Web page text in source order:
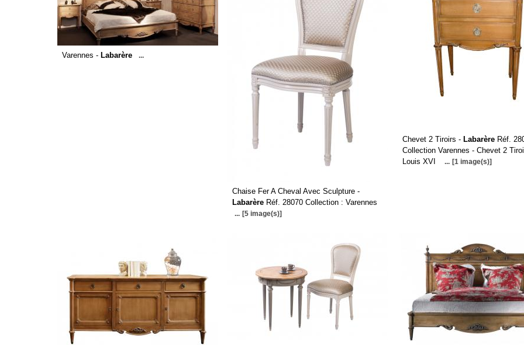
Varennes - Labarère ...
Chaise Fer A Cheval Avec Sculpture -
Labarère Réf. 28070 Collection : Varennes
... [5 image(s)]
Chevet 2 Tiroirs - Labarère Réf.
Collection Varennes - Chevet 2
Louis XVI
... [1 image(s)]